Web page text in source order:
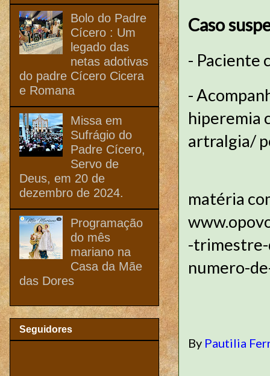
Caso
- Paciente
-
hiperemia
artralgia/
matéria
-
numero-
By Pautilia
Bolo do Padre
Cícero : Um
legado das
netas adotivas
do padre Cícero Cicera
e Romana
Missa em
Sufrágio do
Padre Cícero,
Servo de
Deus, em 20 de
dezembro de 2024.
Programação
do mês
mariano na
Casa da Mãe
das Dores
Seguidores